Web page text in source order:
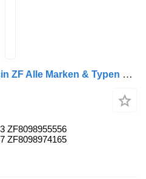
Mercedes-Benz otobüs için ZF Alle Marken & Typen ZF8098965231 ZF8098955833 ZF8098955556 ZF8098955777 ZF8098955167 ZF8098974165 direksiyon rafı
ZF8098955556
ZF8098974165